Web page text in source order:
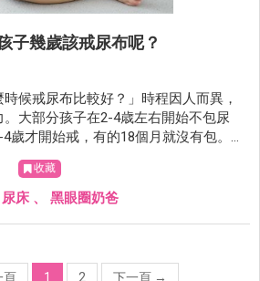
子幾歲該戒尿布呢？
候戒尿布比較好？」時程因人而異，
大部分孩子在2-4歳左右開始不包尿
歲才開始戒，有的18個月就沒有包。
他準備好。
收藏
尿床 、 黑眼圈奶爸
頁 1 2 下一頁 →